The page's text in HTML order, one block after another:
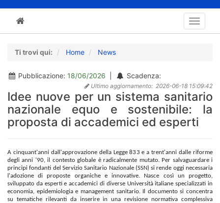
Toggle
Ti trovi qui: Home News
Pubblicazione: 18/06/2026 Scadenza:
Ultimo aggiornamento: 2026-06-18 15:09:42
Idee nuove per un sistema sanitario
nazionale equo e sostenibile: la
proposta di accademici ed esperti
A cinquant'anni dall'approvazione della Legge 833 e a trent'anni dalle riforme
degli anni '90, il contesto globale è radicalmente mutato. Per salvaguardare i
principi fondanti del Servizio Sanitario Nazionale (SSN) si rende oggi necessaria
l'adozione di proposte organiche e innovative. Nasce così un progetto,
sviluppato da esperti e accademici di diverse Università italiane specializzati in
economia, epidemiologia e management sanitario. Il documento si concentra
su tematiche rilevanti da inserire in una revisione normativa complessiva